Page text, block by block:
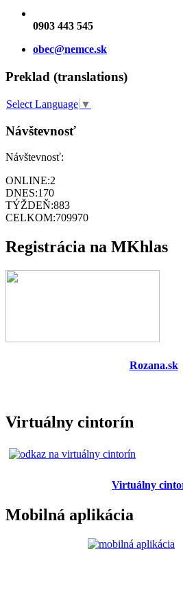
0903 443 545
obec@nemce.sk
Preklad (translations)
Select Language ▼
Návštevnosť
Návštevnosť:
ONLINE:2
DNES:170
TÝŽDEŇ:883
CELKOM:709970
Registrácia na MKhlas
Rozana.sk
Virtuálny cintorín
Virtuálny
Mobilná aplikácia